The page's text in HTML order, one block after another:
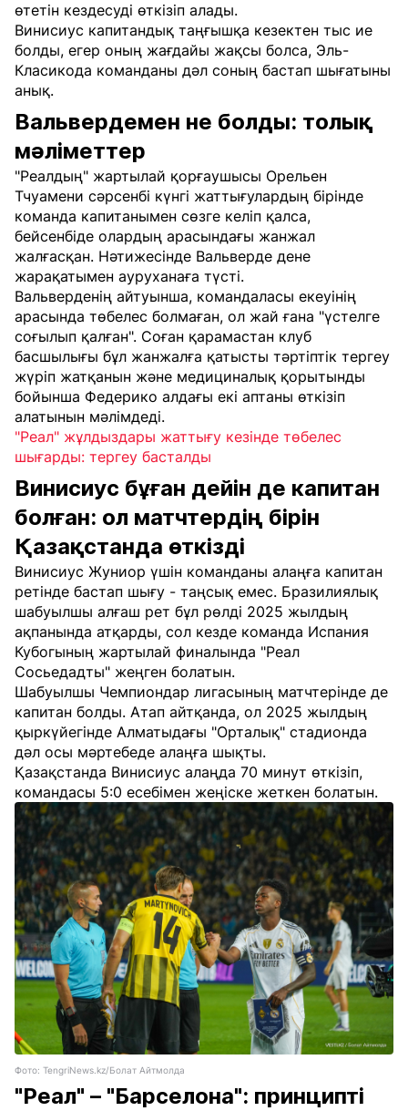
өтетін кездесуді өткізіп алады.
Винисиус капитандық таңғышқа кезектен тыс ие
болды, егер оның жағдайы жақсы болса, Эль-
Класикода команданы дәл соның бастап шығатыны
анық.
Вальвердемен не болды: толық
мәліметтер
"Реалдың" жартылай қорғаушысы Орельен
Тчуамени сәрсенбі күнгі жаттығулардың бірінде
команда капитанымен сөзге келіп қалса,
бейсенбіде олардың арасындағы жанжал
жалғасқан. Нәтижесінде Вальверде дене
жарақатымен ауруханаға түсті.
Вальверденің айтуынша, командаласы екеуінің
арасында төбелес болмаған, ол жай ғана "үстелге
соғылып қалған". Соған қарамастан клуб
басшылығы бұл жанжалға қатысты тәртіптік тергеу
жүріп жатқанын және медициналық қорытынды
бойынша Федерико алдағы екі аптаны өткізіп
алатынын мәлімдеді.
"Реал" жұлдыздары жаттығу кезінде төбелес
шығарды: тергеу басталды
Винисиус бұған дейін де капитан
болған: ол матчтердің бірін
Қазақстанда өткізді
Винисиус Жуниор үшін команданы алаңға капитан
ретінде бастап шығу - таңсық емес. Бразилиялық
шабуылшы алғаш рет бұл рөлді 2025 жылдың
ақпанында атқарды, сол кезде команда Испания
Кубогының жартылай финалында "Реал
Сосьедадты" жеңген болатын.
Шабуылшы Чемпиондар лигасының матчтерінде де
капитан болды. Атап айтқанда, ол 2025 жылдың
қыркүйегінде Алматыдағы "Орталық" стадионда
дәл осы мәртебеде алаңға шықты.
Қазақстанда Винисиус алаңда 70 минут өткізіп,
командасы 5:0 есебімен жеңіске жеткен болатын.
Фото: TengriNews.kz/Болат Айтмолда
"Реал" – "Барселона": принципті